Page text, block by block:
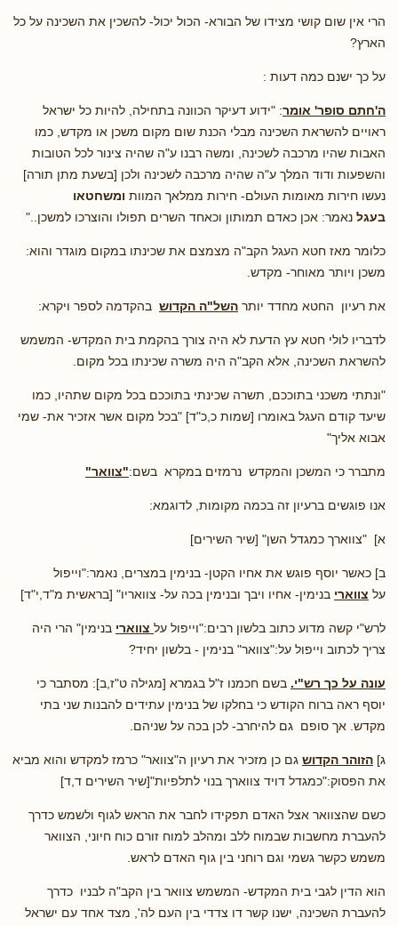
הרי אין שום קושי מצידו של הבורא- הכול יכול- להשכין את השכינה על כל
הארץ?
על כך ישנם כמה דעות :
ה'חתם סופר' אומר: "ידוע דעיקר הכוונה בתחילה, להיות כל ישראל
ראויים להשראת השכינה מבלי הכנת שום מקום משכן או מקדש, כמו
האבות שהיו מרכבה לשכינה, ומשה רבנו ע"ה שהיה צינור לכל הטובות
והשפעות ודוד המלך ע"ה שהיה מרכבה לשכינה ולכן [בשעת מתן תורה]
נעשו חירות מאומות העולם- חירות ממלאך המוות ומשחטאו
בעגל נאמר: אכן כאדם תמותון וכאחד השרים תפולו והוצרכו למשכן.."
כלומר מאז חטא העגל הקב"ה מצמצם את שכינתו במקום מוגדר והוא:
משכן ויותר מאוחר- מקדש.
את רעיון החטא מחדד יותר השל"ה הקדוש בהקדמה לספר ויקרא:
לדבריו לולי חטא עץ הדעת לא היה צורך בהקמת בית המקדש- המשמש
להשראת השכינה, אלא הקב"ה היה משרה שכינתו בכל מקום.
"ונתתי משכני בתוככם, תשרה שכינתי בתוככם בכל מקום שתהיו, כמו
שיעד קודם העגל באומרו [שמות כ,כ"ד] "בכל מקום אשר אזכיר את- שמי
אבוא אליך"
מתברר כי המשכן והמקדש נרמזים במקרא בשם:"צוואר"
אנו פוגשים ברעיון זה בכמה מקומות, לדוגמא:
א] "צווארך כמגדל השן" [שיר השירים]
ב] כאשר יוסף פוגש את אחיו הקטן- בנימין במצרים, נאמר:"וייפול
על צווארי בנימין- אחיו ויבך ובנימין בכה על- צוואריו" [בראשית מ"ד,י"ד]
לרש"י קשה מדוע כתוב בלשון רבים:"וייפול על צווארי בנימין" הרי היה
צריך לכתוב וייפול על:"צוואר" בנימין - בלשון יחיד?
עונה על כך רש"י. בשם חכמנו ז"ל בגמרא [מגילה ט"ז,ב]: מסתבר כי
יוסף ראה ברוח הקודש כי בחלקו של בנימין עתידים להבנות שני בתי
מקדש. אך סופם גם להיחרב- לכן בכה על שניהם.
ג] הזוהר הקדוש גם כן מזכיר את רעיון ה"צוואר" כרמז למקדש והוא מביא
את הפסוק:"כמגדל דויד צווארך בנוי לתלפיות"[שיר השירים ד,ד]
כשם שהצוואר אצל האדם תפקידו לחבר את הראש לגוף ולשמש כדרך
להעברת מחשבות שבמוח ללב ומהלב למוח זורם כוח חיוני, הצוואר
משמש כקשר גשמי וגם רוחני בין גוף האדם לראש.
הוא הדין לגבי בית המקדש- המשמש צוואר בין הקב"ה לבניו כדרך
להעברת השכינה, ישנו קשר דו צדדי בין העם לה', מצד אחד עם ישראל